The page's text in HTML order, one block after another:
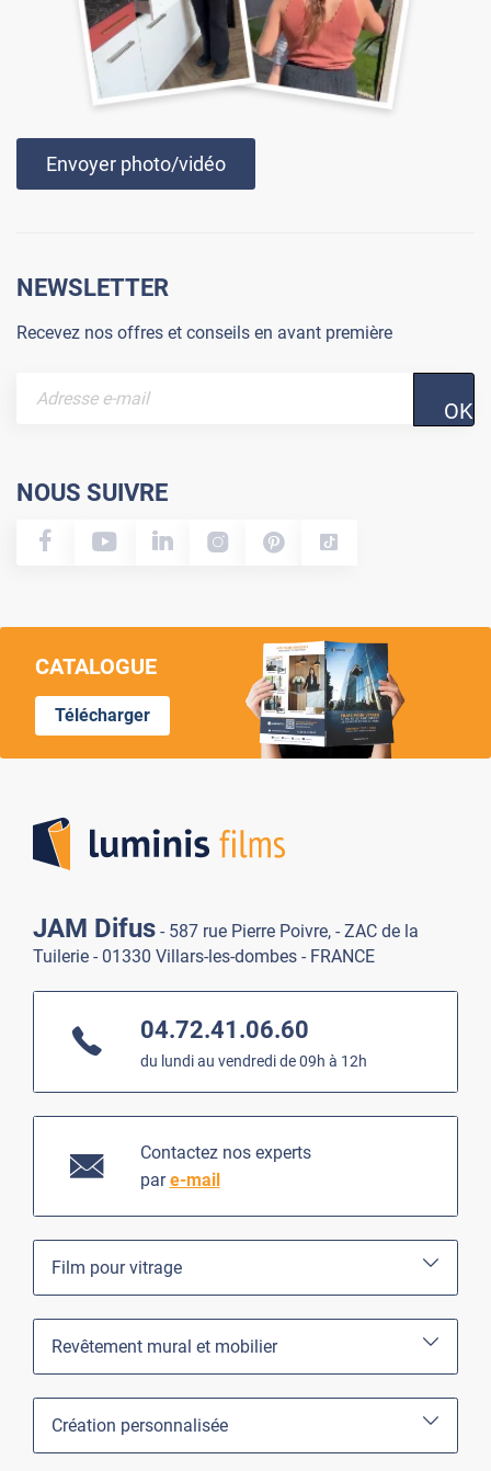
Envoyer photo/vidéo
NEWSLETTER
Recevez nos offres et conseils en avant première
OK
NOUS SUIVRE
CATALOGUE
Télécharger
JAM Difus - 587 rue Pierre Poivre, - ZAC de la
Tuilerie - 01330 Villars-les-dombes - FRANCE
04.72.41.06.60
du lundi au vendredi de 09h à 12h
Contactez nos experts
pare-mail
Film pour vitrage
Revêtement mural et mobilier
Création personnalisée